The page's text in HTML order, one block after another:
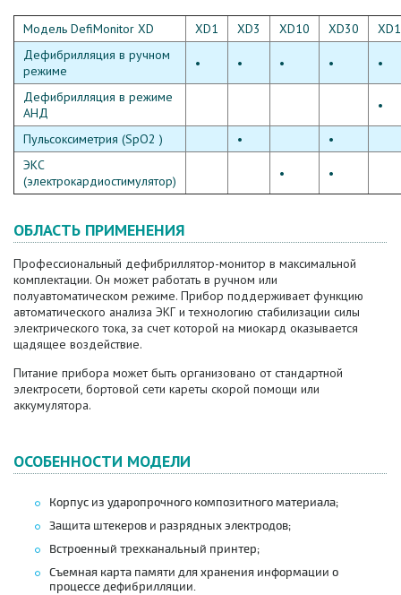
Модель DefiMonitor XD XD1 XD3 XD10 XD30
Дефибрилляция в ручном
режиме
• • • • •
Дефибрилляция в режиме
АНД
•
Пульсоксиметрия (SpO2 ) •
•
ЭКС
(электрокардиостимулятор)
• •
ОБЛАСТЬ ПРИМЕНЕНИЯ
Профессиональный дефибриллятор-монитор в максимальной
комплектации. Он может работать в ручном или
полуавтоматическом режиме. Прибор поддерживает функцию
автоматического анализа ЭКГ и технологию стабилизации силы
электрического тока, за счет которой на миокард оказывается
щадящее воздействие.
Питание прибора может быть организовано от стандартной
электросети, бортовой сети кареты скорой помощи или
аккумулятора.
ОСОБЕННОСТИ МОДЕЛИ
Корпус из ударопрочного композитного материала;
Защита штекеров и разрядных электродов;
Встроенный трехканальный принтер;
Съемная карта памяти для хранения информации о
процессе дефибрилляции.